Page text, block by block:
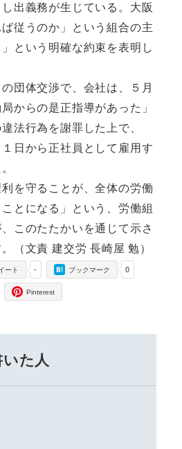
出義務が生じている。大阪
従うのか」という組合の主
という明確な約束を表明し
団体交渉で、会社は、５月
からの是正指導があった」
法行為を謝罪した上で、
１日から正社員として雇用す
利を守ることが、全体の労働
とになる」という、労働組
このたたかいを通じて示さ
（文責 建交労 長崎屋 勉）
-
ート 0
ブックマーク
Pinterest
た人